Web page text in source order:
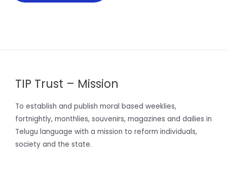
TIP Trust – Mission
To establish and publish moral based weeklies,
fortnightly, monthlies, souvenirs, magazines and dailies in
Telugu language with a mission to reform individuals,
society and the state.